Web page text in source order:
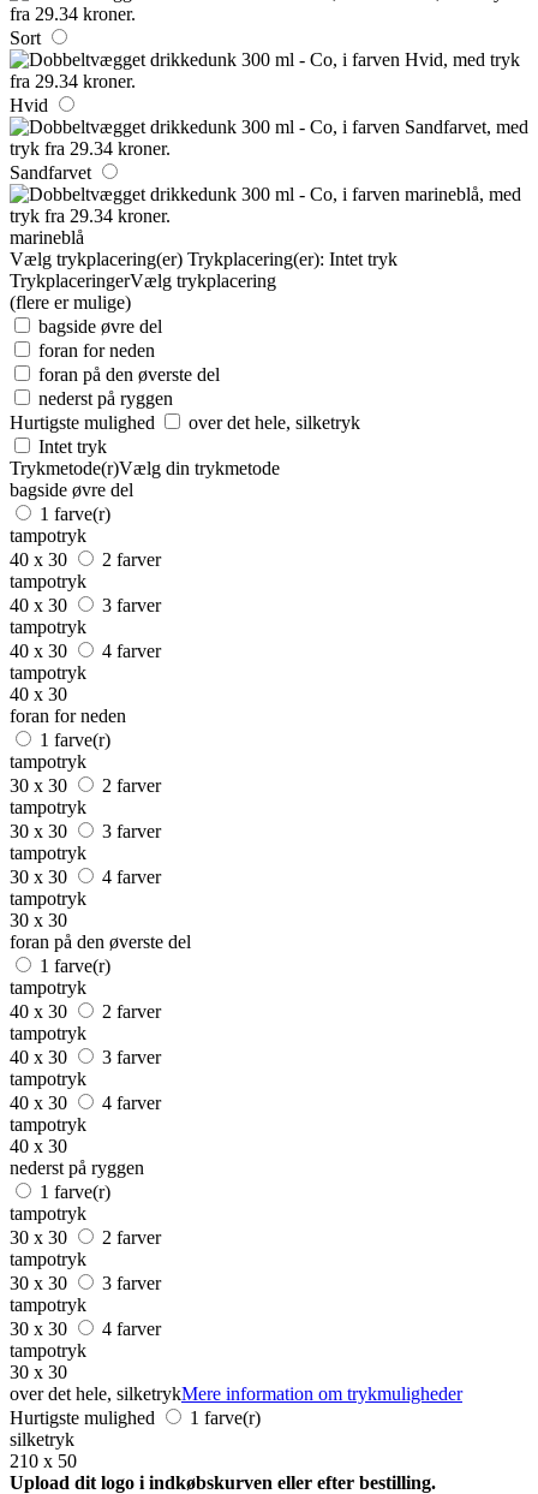
Sort
Hvid
Sandfarvet
marineblå
Vælg trykplacering(er) Trykplacering(er): Intet tryk
TrykplaceringerVælg trykplacering
(flere er mulige)
bagside øvre del
foran for neden
foran på den øverste del
nederst på ryggen
Hurtigste mulighed
over det hele, silketryk
Intet tryk
Trykmetode(r)Vælg din trykmetode
bagside øvre del
1 farve(r)
tampotryk
40 x 30
2 farver
tampotryk
40 x 30
3 farver
tampotryk
40 x 30
4 farver
tampotryk
40 x 30
foran for neden
1 farve(r)
tampotryk
30 x 30
2 farver
tampotryk
30 x 30
3 farver
tampotryk
30 x 30
4 farver
tampotryk
30 x 30
foran på den øverste del
1 farve(r)
tampotryk
40 x 30
2 farver
tampotryk
40 x 30
3 farver
tampotryk
40 x 30
4 farver
tampotryk
40 x 30
nederst på ryggen
1 farve(r)
tampotryk
30 x 30
2 farver
tampotryk
30 x 30
3 farver
tampotryk
30 x 30
4 farver
tampotryk
30 x 30
over det hele, silketrykMere information om trykmuligheder
Hurtigste mulighed
1 farve(r)
silketryk
210 x 50
Upload dit logo i indkøbskurven eller efter bestilling.